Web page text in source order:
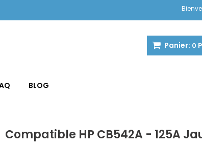
Panier: 0
BLOG
Compatible HP CB542A - 125A